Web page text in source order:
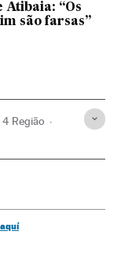
Atibaia: “Os
são farsas”
4 Região
aquí